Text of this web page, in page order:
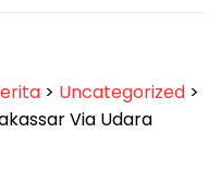
> Uncategorized >
Via Udara